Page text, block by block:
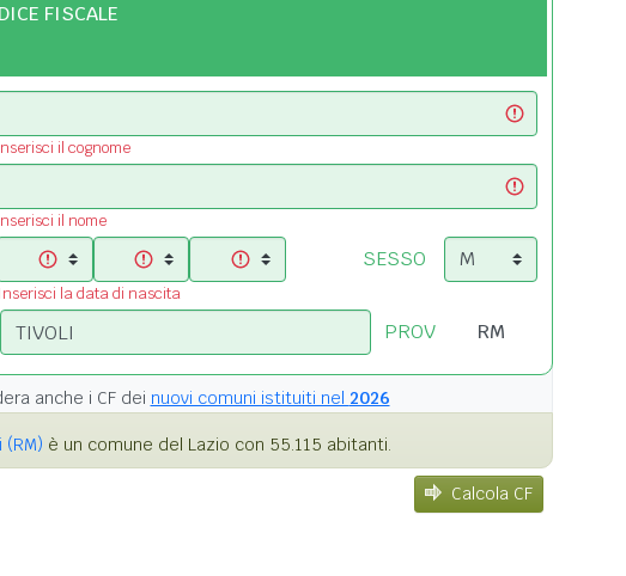
FISCALE
il cognome
il nome
Inserisci la data di nascita
SESSO
PROV
anche i CF dei nuovi comuni istituiti nel 2026
(RM) è un comune del Lazio con 55.115 abitanti.
Calcola CF